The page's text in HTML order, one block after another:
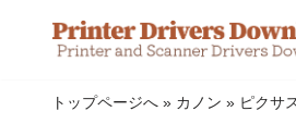
トップページへ » カノン » ピクサ